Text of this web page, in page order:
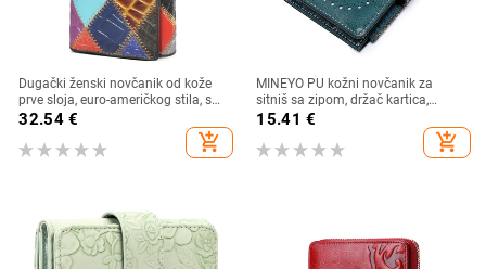
Dugački ženski novčanik od kože
prve sloja, euro-američkog stila, s
višestrukim pretincima za kartice,
32.54€
add_shopping_cart
MINEYO PU kožni novčanik za
sitniš sa zipom, držač kartica,
svakodnevna upotreba, poliester
15.41 €
add_shopping_cart